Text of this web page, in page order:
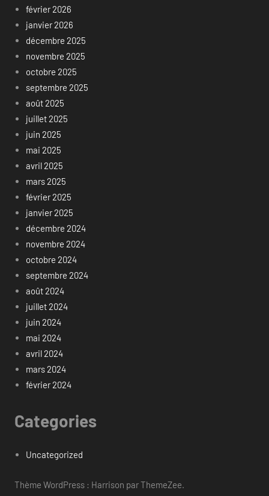
février 2026
janvier 2026
décembre 2025
novembre 2025
octobre 2025
septembre 2025
août 2025
juillet 2025
juin 2025
mai 2025
avril 2025
mars 2025
février 2025
janvier 2025
décembre 2024
novembre 2024
octobre 2024
septembre 2024
août 2024
juillet 2024
juin 2024
mai 2024
avril 2024
mars 2024
février 2024
Categories
Uncategorized
Thème WordPress : Harrison par ThemeZee.